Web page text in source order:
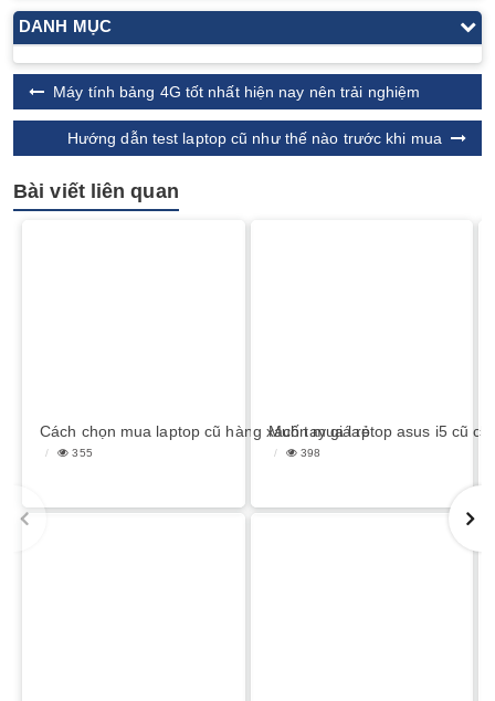
DANH MỤC
Máy tính bảng 4G tốt nhất hiện nay nên trải nghiệm
Hướng dẫn test laptop cũ như thế nào trước khi mua
Bài viết liên quan
Cách chọn mua laptop cũ hàng xách tay giá rẻ
355
Muốn mua laptop asus i5 cũ
398